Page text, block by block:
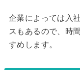
企業によっては入
スもあるので、時
すめします。